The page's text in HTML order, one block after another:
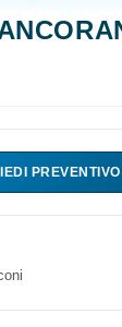
PREVENTIVO